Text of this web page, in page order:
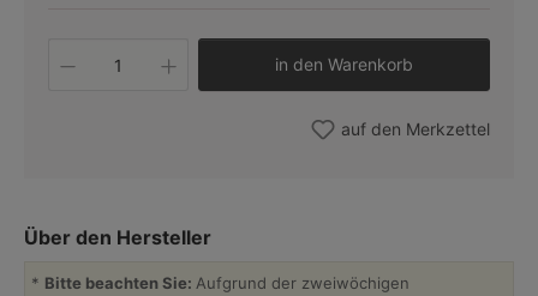
Produkt Anzahl: Gib den
in den Warenkorb
auf den Merkzettel
Über den Hersteller
* Bitte beachten Sie: Aufgrund der zweiwöchigen